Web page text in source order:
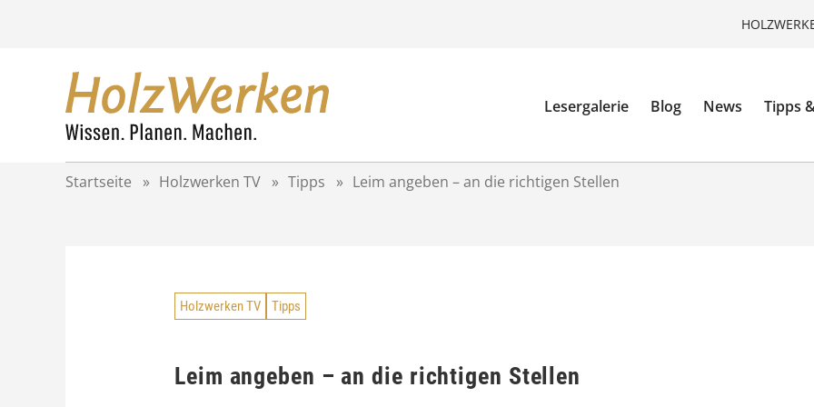
Lesergalerie Blog News Tipps
Startseite » Holzwerken TV » Tipps » Leim angeben – an die richtigen Stellen
Holzwerken TV Tipps
Leim angeben – an die richtigen Stellen